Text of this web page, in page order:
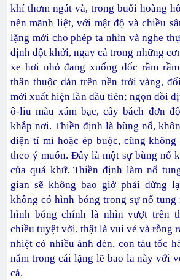
khí thơm ngát và, trong buổi hoàng
nên mãnh liệt, với mật độ và chiều
lặng mới cho phép ta nhìn và nghe
định đột khởi, ngay cả trong những
xe hơi nhỏ đang xuống dốc rầm
thân thuộc dán trên nền trời vàng,
mới xuất hiện lần đầu tiên; ngọn đồi
ô-liu màu xám bạc, cây bách đơn
khắp nơi. Thiền định là bùng nổ,
diện tỉ mỉ hoặc ép buộc, cũng
theo ý muốn. Đây là một sự bùng nổ
của quá khứ. Thiền định làm nổ
gian sẽ không bao giờ phải dừng
không có hình bóng trong sự nổ tung
hình bóng chính là nhìn vượt trên
chiều tuyệt vời, thật là vui vẻ và rỗng
nhiệt có nhiều ánh đèn, con tàu tốc
nằm trong cái lặng lẽ bao la này với
cả.